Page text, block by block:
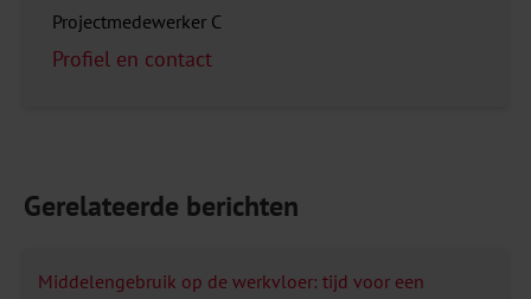
Projectmedewerker C
Profiel en contact
Gerelateerde berichten
Middelengebruik op de werkvloer: tijd voor een